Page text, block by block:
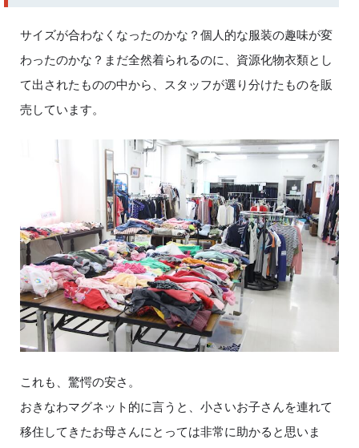
サイズが合わなくなったのかな？個人的な服装の趣味が変
わったのかな？まだ全然着られるのに、資源化物衣類とし
て出されたものの中から、スタッフが選り分けたものを販
売しています。
これも、驚愕の安さ。
おきなわマグネット的に言うと、小さいお子さんを連れて
移住してきたお母さんにとっては非常に助かると思いま